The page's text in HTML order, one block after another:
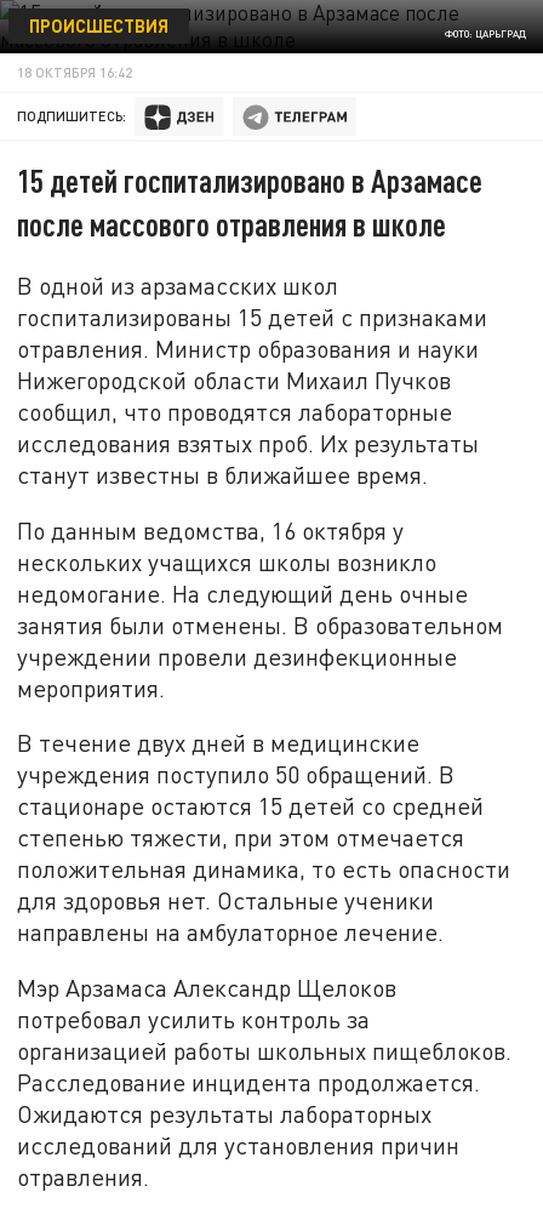
ФОТО: ЦАРЬГРАД
ПРОИСШЕСТВИЯ
18 ОКТЯБРЯ 16:42
ПОДПИШИТЕСЬ:
15 детей госпитализировано в Арзамасе
после массового отравления в школе
В одной из арзамасских школ
госпитализированы 15 детей с признаками
отравления. Министр образования и науки
Нижегородской области Михаил Пучков
сообщил, что проводятся лабораторные
исследования взятых проб. Их результаты
станут известны в ближайшее время.
По данным ведомства, 16 октября у
нескольких учащихся школы возникло
недомогание. На следующий день очные
занятия были отменены. В образовательном
учреждении провели дезинфекционные
мероприятия.
В течение двух дней в медицинские
учреждения поступило 50 обращений. В
стационаре остаются 15 детей со средней
степенью тяжести, при этом отмечается
положительная динамика, то есть опасности
для здоровья нет. Остальные ученики
направлены на амбулаторное лечение.
Мэр Арзамаса Александр Щелоков
потребовал усилить контроль за
организацией работы школьных пищеблоков.
Расследование инцидента продолжается.
Ожидаются результаты лабораторных
исследований для установления причин
отравления.